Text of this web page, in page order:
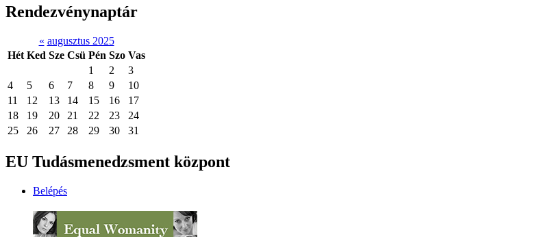
Rendezvénynaptár
« augusztus 2025
Hét Ked Sze Csü Pén Szo Vas
1
2
3
4
5 6 7 8 9
10
11
12 13 14 15 16
17
18
19 20 21 22 23
24
25
26 27 28 29 30 31
EU Tudásmenedzsment központ
Belépés